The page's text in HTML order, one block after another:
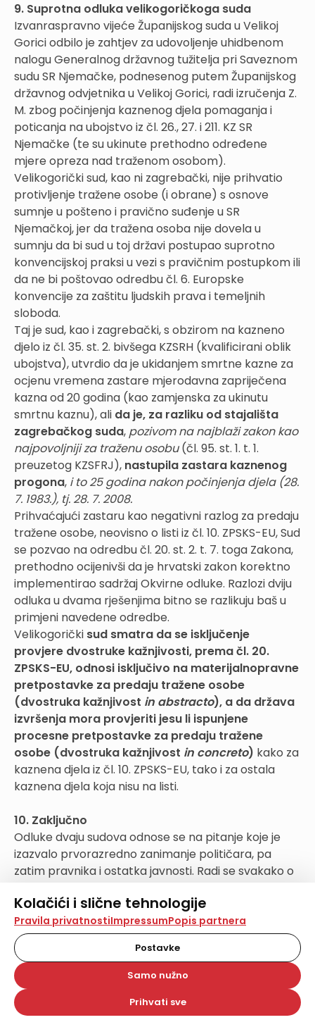
Kolačići i slične tehnologije
Na našoj web stranici koristimo kolačiće i slične
tehnologije za pohranu, čitanje i obradu informacija na
vašem uređaju. Time poboljšavamo korisničko iskustvo,
analiziramo promet na stranici te prikazujemo sadržaje i
oglase koji vas zanimaju. Korisnički profili mogu se kreirati
na više web stranica i uređaja u tu svrhu. Naši partneri
također koriste ove tehnologije.
Odabirom opcije „Samo nužno“ prihvaćate samo one
Pravila privatnostiImpressumPopis partnera
Postavke
Samo nužno
Prihvati sve
9. Suprotna odluka velikogoričkoga suda
Izvanraspravno vijeće Županijskog suda u Velikoj
Gorici odbilo je zahtjev za udovoljenje uhidbenom
nalogu Generalnog državnog tužitelja pri Saveznom
sudu SR Njemačke, podnesenog putem Županijskog
državnog odvjetnika u Velikoj Gorici, radi izručenja Z.
M. zbog počinjenja kaznenog djela pomaganja i
poticanja na ubojstvo iz čl. 26., 27. i 211. KZ SR
Njemačke (te su ukinute prethodno određene
mjere opreza nad traženom osobom).
Velikogorički sud, kao ni zagrebački, nije prihvatio
protivljenje tražene osobe (i obrane) s osnove
sumnje u pošteno i pravično suđenje u SR
Njemačkoj, jer da tražena osoba nije dovela u
sumnju da bi sud u toj državi postupao suprotno
konvencijskoj praksi u vezi s pravičnim postupkom ili
da ne bi poštovao odredbu čl. 6. Europske
konvencije za zaštitu ljudskih prava i temeljnih
sloboda.
Taj je sud, kao i zagrebački, s obzirom na kazneno
djelo iz čl. 35. st. 2. bivšega KZSRH (kvalificirani oblik
ubojstva), utvrdio da je ukidanjem smrtne kazne za
ocjenu vremena zastare mjerodavna zapriječena
kazna od 20 godina (kao zamjenska za ukinutu
smrtnu kaznu), ali da je, za razliku od stajališta
zagrebačkog suda, pozivom na najblaži zakon kao
najpovoljniji za traženu osobu(čl. 95. st. 1. t. 1.
preuzetog KZSFRJ), nastupila zastara kaznenog
progona, i to 25 godina nakon počinjenja djela (28.
7. 1983.), tj. 28. 7. 2008.
Prihvaćajući zastaru kao negativni razlog za predaju
tražene osobe, neovisno o listi iz čl. 10. ZPSKS-EU, Sud
se pozvao na odredbu čl. 20. st. 2. t. 7. toga Zakona,
prethodno ocijenivši da je hrvatski zakon korektno
implementirao sadržaj Okvirne odluke. Razlozi dviju
odluka u dvama rješenjima bitno se razlikuju baš u
primjeni navedene odredbe.
Velikogorički sud smatra da se isključenje
provjere dvostruke kažnjivosti, prema čl. 20.
ZPSKS-EU, odnosi isključivo na materijalnopravne
pretpostavke za predaju tražene osobe
(dvostruka kažnjivost in abstracto), a da država
izvršenja mora provjeriti jesu li ispunjene
procesne pretpostavke za predaju tražene
osobe (dvostruka kažnjivost in concreto) kako za
kaznena djela iz čl. 10. ZPSKS-EU, tako i za ostala
kaznena djela koja nisu na listi.
10. Zaključno
Odluke dvaju sudova odnose se na pitanje koje je
izazvalo prvorazredno zanimanje političara, pa
zatim pravnika i ostatka javnosti. Radi se svakako o
Vraćajući se na uvodna razmišljanja, zaključujemo
da su događanja u vezi s donošenjem odluka, pa i
same odluke, ne samo svojim izrekama nego i
obrazloženjem, test naše zrelosti. No, nema sumnje
da ćemo i rezultate toga testa različito doživljavati i
tumačiti.
* Miljenko Giunio, MM prokurist Zagreb,